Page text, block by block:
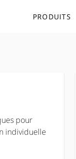
PRODUITS
pour
individuelle